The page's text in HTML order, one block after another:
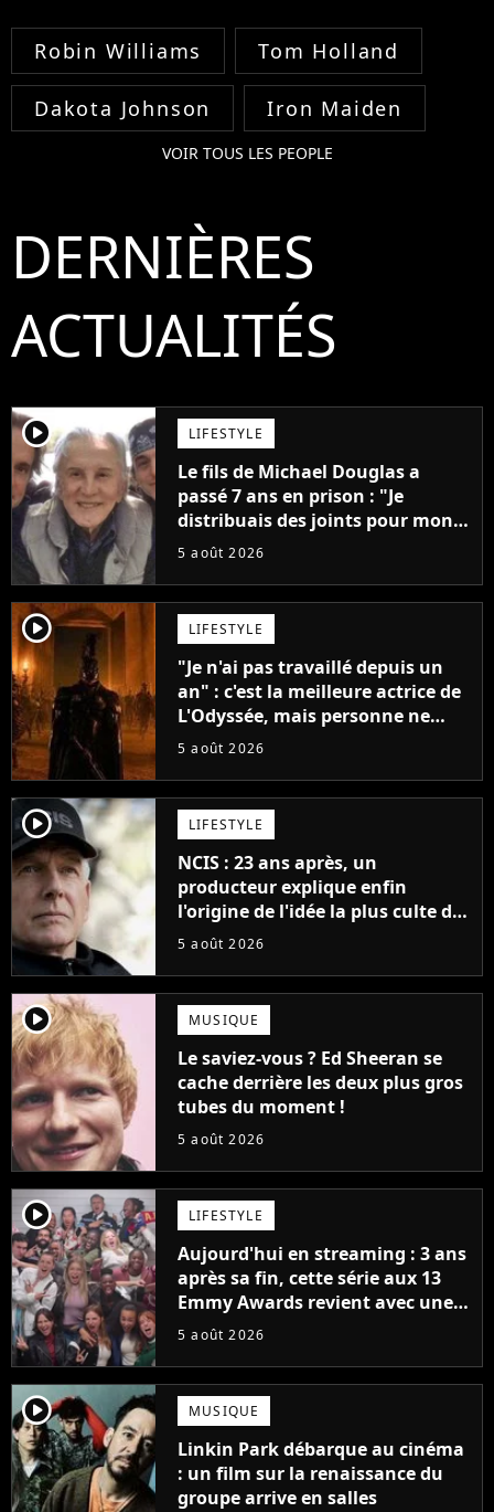
Robin Williams Tom Holland
Dakota Johnson Iron Maiden
VOIR TOUS LES PEOPLE
DERNIÈRES
ACTUALITÉS
player2 LIFESTYLE
Le fils de Michael Douglas a
passé 7 ans en prison : "Je
distribuais des joints pour mon
père"
5 août 2026
player2 LIFESTYLE
"Je n'ai pas travaillé depuis un
an" : c'est la meilleure actrice de
L'Odyssée, mais personne ne
veut lui donner de rôle au
5 août 2026
player2 LIFESTYLE
NCIS : 23 ans après, un
producteur explique enfin
l'origine de l'idée la plus culte de
la série (et on ne parle pas du
5 août 2026
player2 MUSIQUE
Le saviez-vous ? Ed Sheeran se
cache derrière les deux plus gros
tubes du moment !
5 août 2026
player2 LIFESTYLE
Aujourd'hui en streaming : 3 ans
après sa fin, cette série aux 13
Emmy Awards revient avec une
suite... totalement différente
5 août 2026
player2 MUSIQUE
Linkin Park débarque au cinéma
: un film sur la renaissance du
groupe arrive en salles